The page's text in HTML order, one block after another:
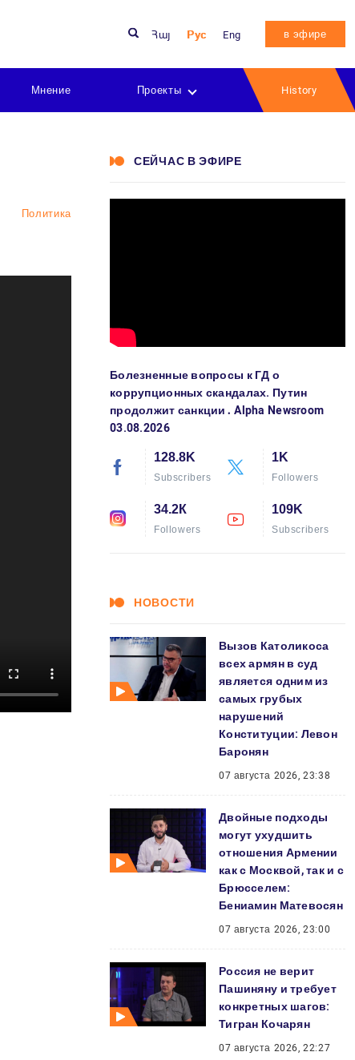
Հայ Рус Eng в эфире
Мнение Проекты History
Политика
СЕЙЧАС В ЭФИРЕ
Болезненные вопросы к ГД о
коррупционных скандалах. Путин
продолжит санкции․ Alpha Newsroom
03.08.2026
128.8K
Subscribers
1K
Followers
34.2К
Followers
109K
Subscribers
НОВОСТИ
Вызов Католикоса
всех армян в суд
является одним из
самых грубых
нарушений
Конституции: Левон
Баронян
07 августа 2026, 23:38
Двойные подходы
могут ухудшить
отношения Армении
как с Москвой, так и с
Брюсселем:
Бениамин Матевосян
07 августа 2026, 23:00
Россия не верит
Пашиняну и требует
конкретных шагов:
Тигран Кочарян
07 августа 2026, 22:27